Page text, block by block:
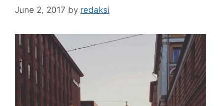
June 2, 2017 by redaksi